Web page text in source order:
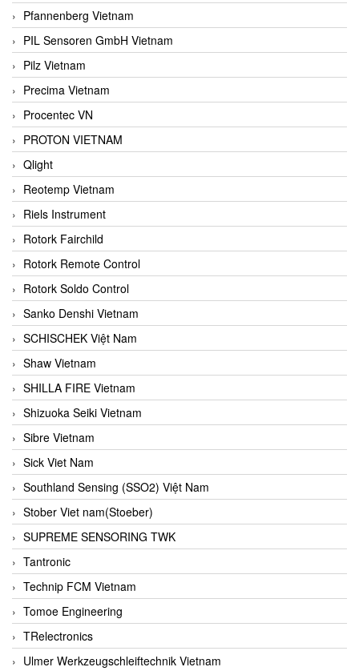
Pfannenberg Vietnam
PIL Sensoren GmbH Vietnam
Pilz Vietnam
Precima Vietnam
Procentec VN
PROTON VIETNAM
Qlight
Reotemp Vietnam
Riels Instrument
Rotork Fairchild
Rotork Remote Control
Rotork Soldo Control
Sanko Denshi Vietnam
SCHISCHEK Việt Nam
Shaw Vietnam
SHILLA FIRE Vietnam
Shizuoka Seiki Vietnam
Sibre Vietnam
Sick Viet Nam
Southland Sensing (SSO2) Việt Nam
Stober Viet nam(Stoeber)
SUPREME SENSORING TWK
Tantronic
Technip FCM Vietnam
Tomoe Engineering
TRelectronics
Ulmer Werkzeugschleiftechnik Vietnam